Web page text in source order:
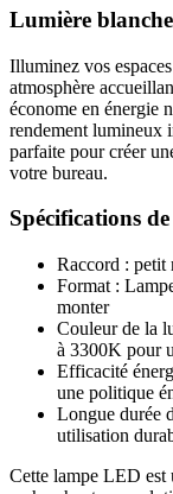
Lumière
Illuminez vos
atmosphère
économe en énergie
rendement lumineux
parfaite pour créer
votre bureau.
Spécifications
Raccord : petit
Format :
monter
Couleur de la
à 3300K pour
Efficacité
une politique
Longue durée
utilisation
Cette lampe LED est